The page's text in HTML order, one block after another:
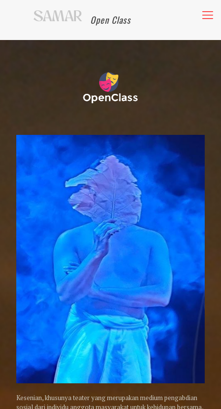
Open Class
Kesenian, khusunya teater yang merupakan medium pengabdian
sosial dari individu anggota masyarakat untuk kehidupan bersama,